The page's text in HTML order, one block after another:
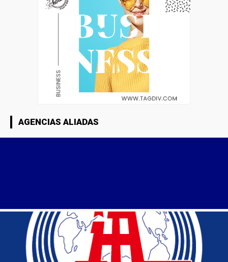
AGENCIAS ALIADAS